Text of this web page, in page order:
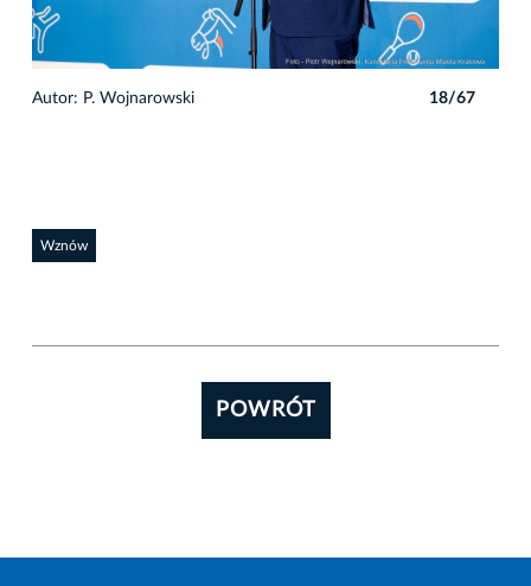
Autor: P. Wojnarowski 18/67
Wznów
POWRÓT